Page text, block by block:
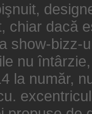
chiar dacă
show-bizz-
nu
la număr,